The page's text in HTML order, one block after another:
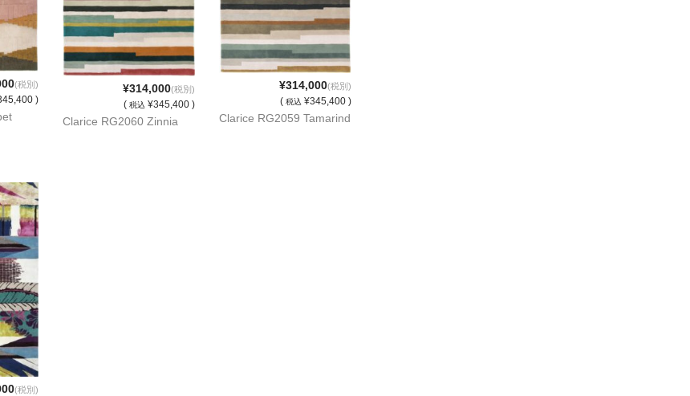
(税別)
)
¥314,000(税別)
( 税込 ¥345,400 )
Clarice RG2060 Zinnia
¥314,000(税別)
( 税込 ¥345,400 )
Clarice RG2059 Tamarind
(税別)